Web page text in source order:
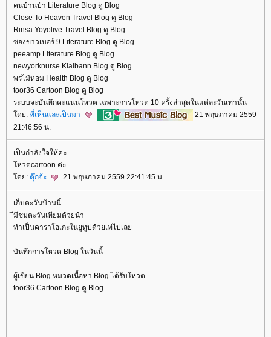
คนบ้านป่า Literature Blog ดู Blog
Close To Heaven Travel Blog ดู Blog
Rinsa Yoyolive Travel Blog ดู Blog
ซองขาวเบอร์ 9 Literature Blog ดู Blog
peeamp Literature Blog ดู Blog
newyorknurse Klaibann Blog ดู Blog
พรไม้หอม Health Blog ดู Blog
toor36 Cartoon Blog ดู Blog
ระบบจะบันทึกคะแนนโหวต เฉพาะการโหวต 10 ครั้งล่าสุดในแต่ละวันเท่านั้น
ดย: ที่เห็นและเป็นมา
21 พฤษภาคม 2559
21:46:56 น.
เป็นกำลังใจให้ค่ะ
หวตcartoon ค่ะ
ดย: ตุ๊กจ้ะ 21 พฤษภาคม 2559 22:41:45 น.
เก็บตะวันบ้านนี้
ีมีชมตะวันเทียมด้วยน้า
ทำเป็นคาราโอเกะในยูทูปด้วยเท่ไปเล
บันทึกการโหวต Blog ในวันนี้
ผู้เขียน Blog หมวดเนื้อหา Blog ได้รับโหวต
toor36 Cartoon Blog ดู Blog